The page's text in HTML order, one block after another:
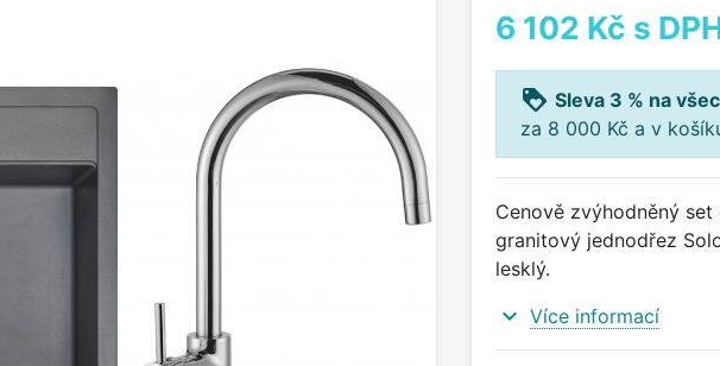
6 102 Kč s
loyalty Sleva 3 % na
za 8 000 Kč a v
Cenově zvýhodněný
granitový jednodřez
lesklý.
expand_more Více informací